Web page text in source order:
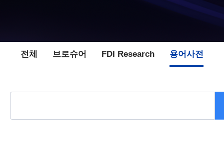
전체 브로슈어 FDI Research 용어사전